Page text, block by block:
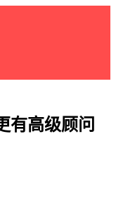
有高级顾问